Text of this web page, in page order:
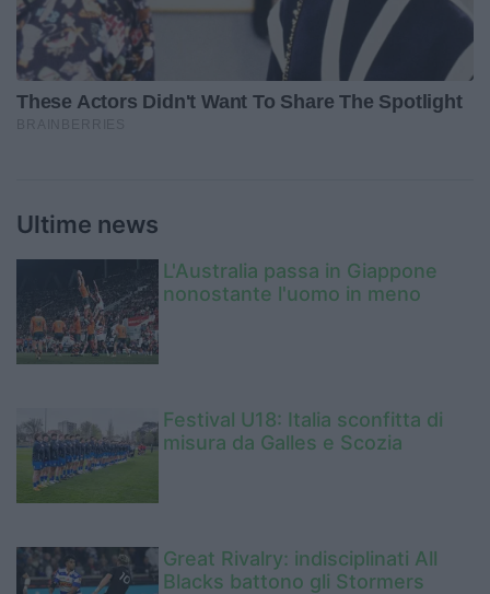
Ultime news
L'Australia passa in Giappone
nonostante l'uomo in meno
Festival U18: Italia sconfitta di
misura da Galles e Scozia
Great Rivalry: indisciplinati All
Blacks battono gli Stormers